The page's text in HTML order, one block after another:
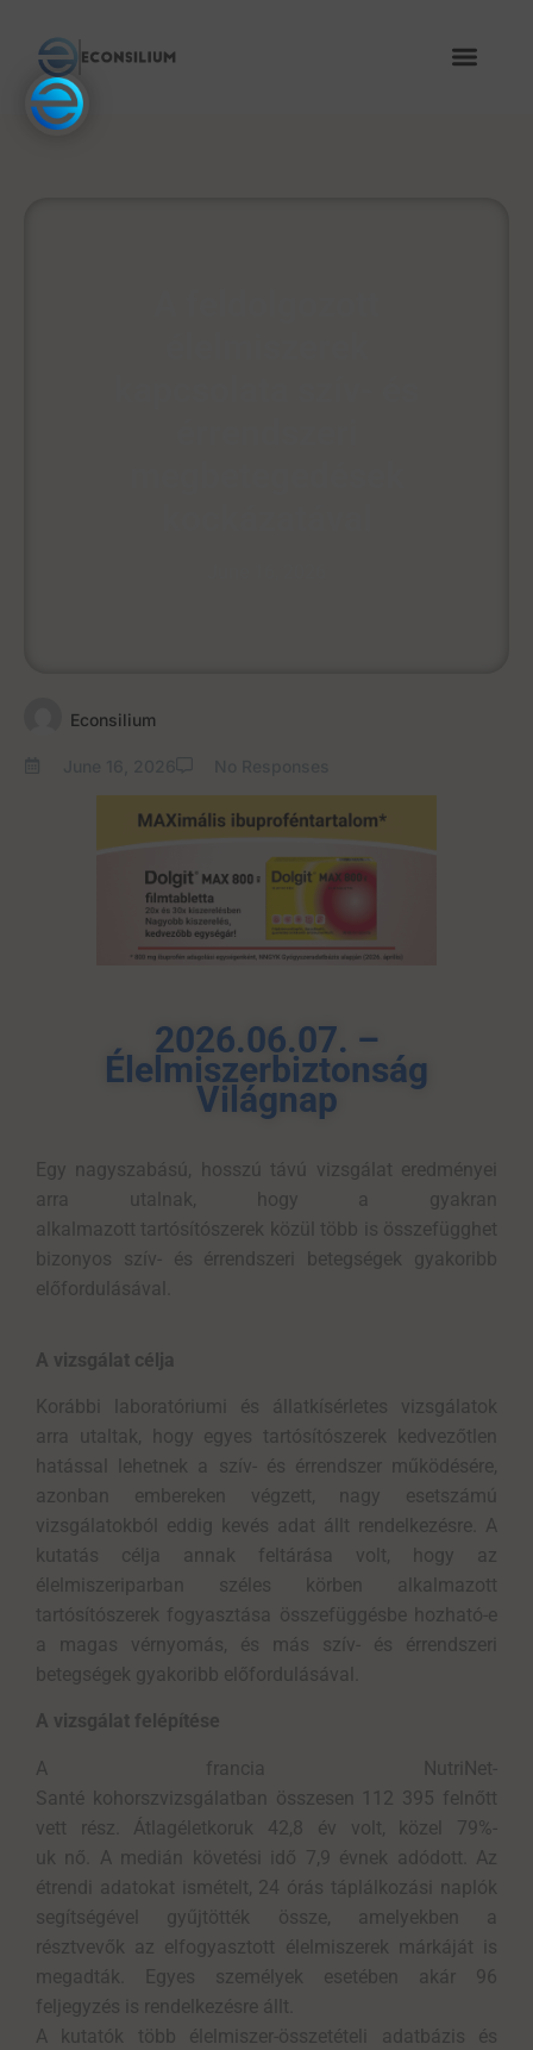
Econsilium
2026.06.07. –
Élelmiszerbiztonság
Világnap
Egy nagyszabású, hosszú távú vizsgálat eredményei
arra utalnak, hogy a gyakran
alkalmazott tartósítószerek közül több is összefügghet
bizonyos szív- és érrendszeri betegségek gyakoribb
előfordulásával
A vizsgálat célja
Korábbi laboratóriumi és állatkísérletes vizsgálatok
arra utaltak, hogy egyes tartósítószerek kedvezőtlen
hatással lehetnek a szív- és érrendszer működésére,
azonban embereken végzett, nagy esetszámú
vizsgálatokból eddig kevés adat állt rendelkezésre. A
kutatás célja annak feltárása volt, hogy az
élelmiszeriparban széles körben alkalmazott
tartósítószerek fogyasztása összefüggésbe hozható-e
a magas vérnyomás, és más szív- és érrendszeri
betegségek gyakoribb előfordulásával.
A vizsgálat felépítése
A francia NutriNet-
Santé kohorszvizsgálatban összesen 112 395 felnőtt
vett rész. Átlagéletkoruk 42,8 év volt, közel 79%-
uk nő. A medián követési idő 7,9 évnek adódott. Az
étrendi adatokat ismételt, 24 órás táplálkozási naplók
segítségével gyűjtötték össze, amelyekben a
résztvevők az elfogyasztott élelmiszerek márkáját is
megadták. Egyes személyek esetében akár 96
feljegyzés is rendelkezésre állt.
A kutatók több élelmiszer-összetételi adatbázis és